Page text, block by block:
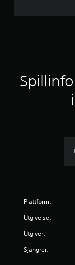
Plattform:
Utgivelse:
Utgiver:
Sjangrer: